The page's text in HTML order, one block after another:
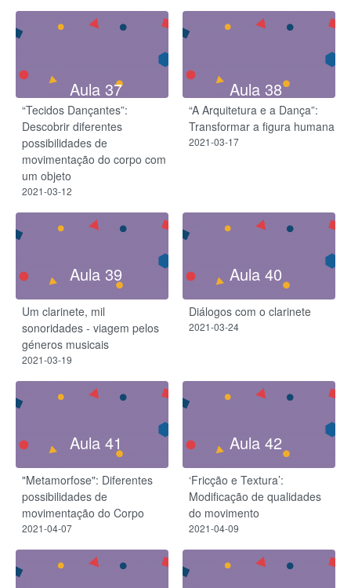
Aula 37
“Tecidos Dançantes”:
Descobrir diferentes
possibilidades de
movimentação do corpo com
um objeto
2021-03-12
Aula 38
“A Arquitetura e a Dança”:
Transformar a figura humana
2021-03-17
Aula 39
Um clarinete, mil
sonoridades - viagem pelos
géneros musicais
2021-03-19
Aula 40
Diálogos com o clarinete
2021-03-24
Aula 41
"Metamorfose": Diferentes
possibilidades de
movimentação do Corpo
2021-04-07
Aula 42
‘Fricção e Textura’:
Modificação de qualidades
do movimento
2021-04-09